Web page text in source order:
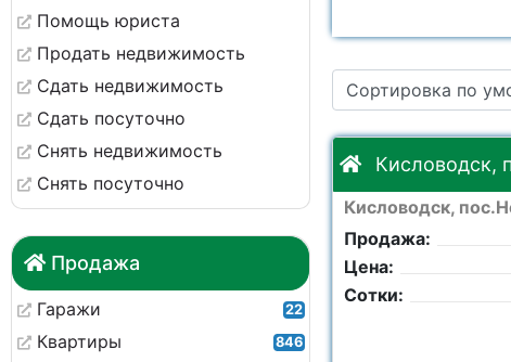
Помощь юриста
Продать недвижимость
Сдать недвижимость
Сдать посуточно
Снять недвижимость
Снять посуточно
Продажа
Гаражи 22
Квартиры 846
Цена:
Район:
Сортировка по
Кисловодск,
Кисловодск,
Продажа:
Цена:
Сотки: